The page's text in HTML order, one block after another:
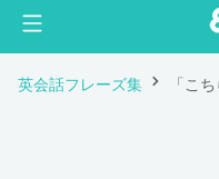
英会話フレーズ集